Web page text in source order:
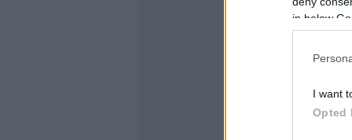
in below
I want
Opted